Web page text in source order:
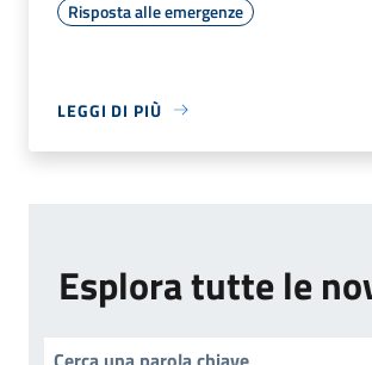
Risposta alle emergenze
LEGGI DI PIÙ
Esplora tutte le